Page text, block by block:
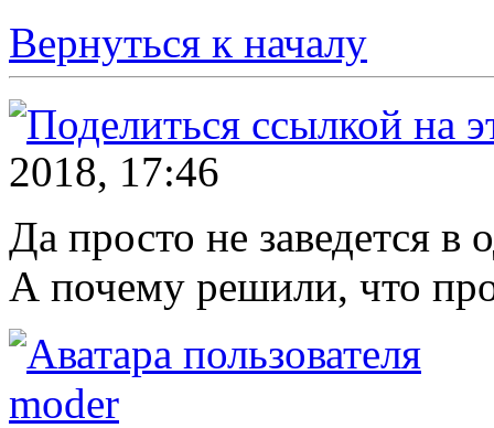
Вернуться к началу
2018, 17:46
Да просто не заведется
А почему решили, что
moder